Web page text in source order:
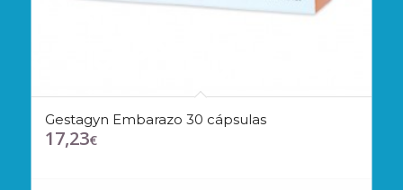
Gestagyn Embarazo 30 cápsulas
17,23€